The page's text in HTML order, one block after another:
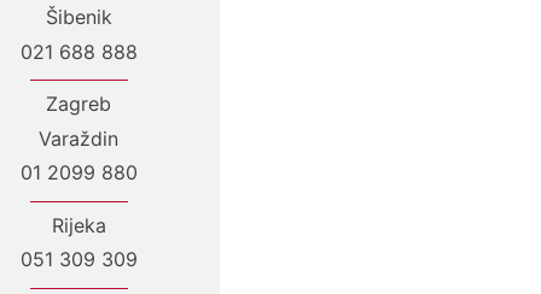
Šibenik
021 688 888
Zagreb
Varaždin
01 2099 880
Rijeka
051 309 309